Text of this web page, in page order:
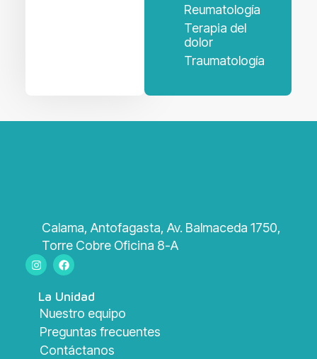
Reumatología
Terapia del
dolor
Traumatología
Calama, Antofagasta, Av. Balmaceda 1750,
Torre Cobre Oficina 8-A
La Unidad
Nuestro equipo
Preguntas frecuentes
Contáctanos